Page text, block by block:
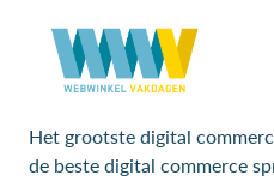
Het grootste digital
de beste digital commerce